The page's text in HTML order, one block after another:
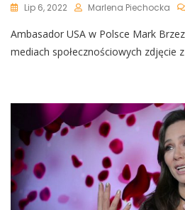
Lip 6, 2022 Marlena Piechocka
Ambasador USA w Polsce Mark
mediach społecznościowych zdjęcie